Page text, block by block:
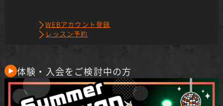
WEBアカウント登録
レッスン予約
体験・入会をご検討中の方